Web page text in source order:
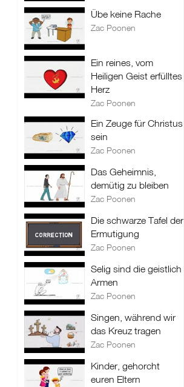
Übe keine Rache
Zac Poonen
Ein reines, vom
Heiligen Geist erfülltes
Herz
Zac Poonen
Ein Zeuge für Christus
sein
Zac Poonen
Das Geheimnis,
demütig zu bleiben
Zac Poonen
Die schwarze Tafel der
Ermutigung
Zac Poonen
Selig sind die geistlich
Armen
Zac Poonen
Singen, während wir
das Kreuz tragen
Zac Poonen
Kinder, gehorcht
euren Eltern